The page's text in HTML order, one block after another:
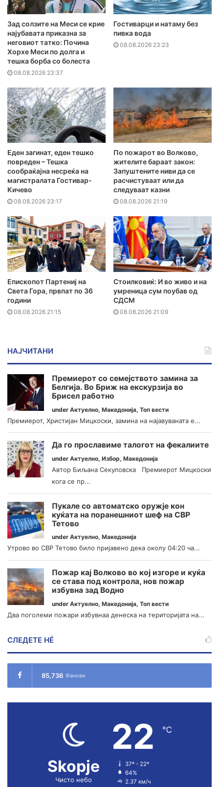
Зад солзите на Меси се крие
најубавата приказна за
неговиот татко: Почина
Хорхе Меси по долга и
тешка борба со болеста
08.08.2026 23:37
Гостиварци и натаму без
пивка вода
08.08.2026 23:23
Еден загинат, еден тешко
повреден – Тешка
сообраќајна несреќа на
магистралата Гостивар-
Кичево
08.08.2026 23:17
По пожарот во Волково,
жителите бараат закон:
Запуштените ниви да се
расчистуваат или да
следуваат казни
08.08.2026 21:19
Епископот Партениј на
Света Гора, првпат по 36
години
08.08.2026 21:15
Стоилковиќ: И во живо и на
умреница сум поубав од
СДСМ
08.08.2026 21:09
НАЈЧИТАНИ
Премиерот со семејството замина за
Белгија. Во Бриж на екскурзија во
Брисел работно
under Актуелно, Македонија, Топ вести
Премиерот, Христијан Мицкоски, замина на најавуваната е...
Да го прославиме талогот на фекалиите
under Актуелно, Избор, Македонија
Автор Биљана Секуловска Премиерот Мицкоски
кога се пр...
Пукале со автоматско оружје кон
куќата на поранешниот шеф на СВР
Тетово
under Актуелно, Македонија
Утрово во СВР Тетово било пријавено дека околу 04:20 ча...
Пожар кај Волково во кој изгоре и куќа
се става под контрола, нов пожар
избувна зад Водно
under Актуелно, Македонија, Топ вести
Два поголеми пожари избувнаа денеска на територијата на...
СЛЕДЕТЕ НÉ
85,736 Фанови
Skopje
Чисто небо
22 ℃
37º - 22º
64%
2.37 км/ч